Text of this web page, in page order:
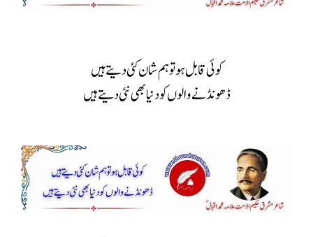
کوئی قابل ہو تو ہم شان کئی دیتے ہیں
ڈھونڈنے والوں کو دنیا بھی نئی دیتے ہیں